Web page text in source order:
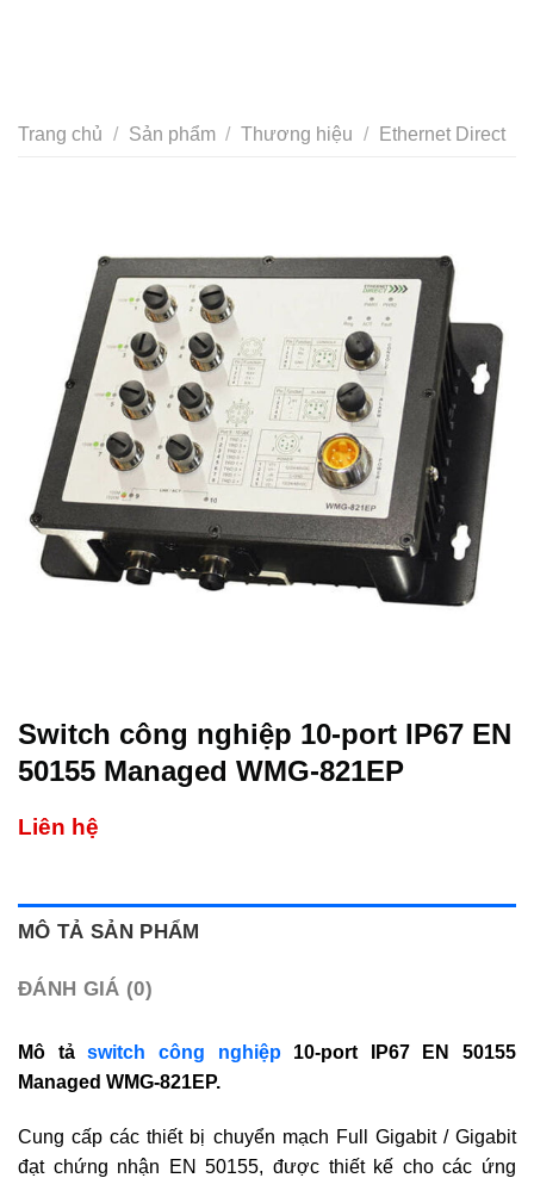
Trang chủ / Sản phẩm / Thương hiệu / Ethernet Direct
Switch công nghiệp 10-port IP67 EN
50155 Managed WMG-821EP
Liên hệ
MÔ TẢ SẢN PHẨM
ĐÁNH GIÁ (0)
Mô tảswitch công nghiệp10-port IP67 EN 50155
Managed WMG-821EP.
Cung cấp các thiết bị chuyển mạch Full Gigabit / Gigabit
đạt chứng nhận EN 50155, được thiết kế cho các ứng